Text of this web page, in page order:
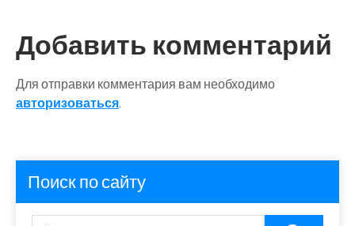
Добавить комментарий
Для отправки комментария вам необходимо
авторизоваться.
Поиск по сайту